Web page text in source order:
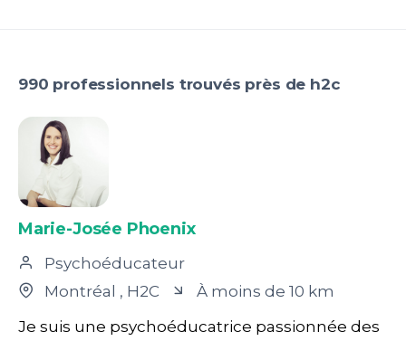
990 professionnels trouvés près de h2c
Marie-Josée Phoenix
Psychoéducateur
Montréal , H2C
À moins de 10 km
Je suis une psychoéducatrice passionnée des